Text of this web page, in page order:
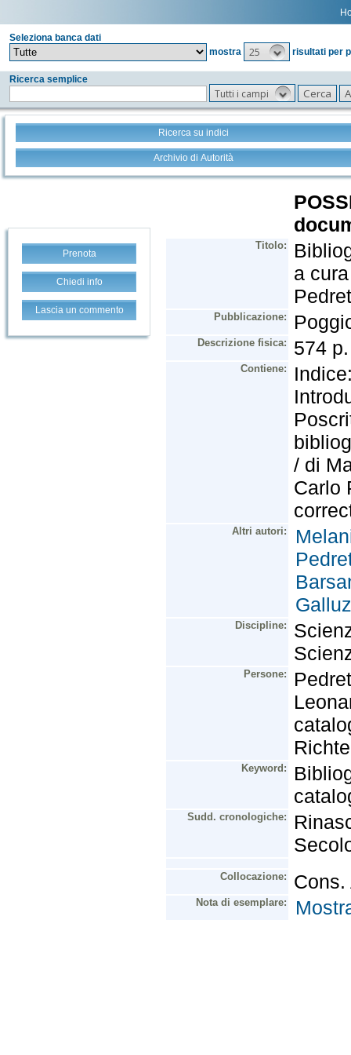
Seleziona banca dati
mostra
25 risultati per
Ricerca semplice
Tutti i campi
Ricerca su indici
Archivio di Autorità
Prenota
Chiedi info
Lascia un commento